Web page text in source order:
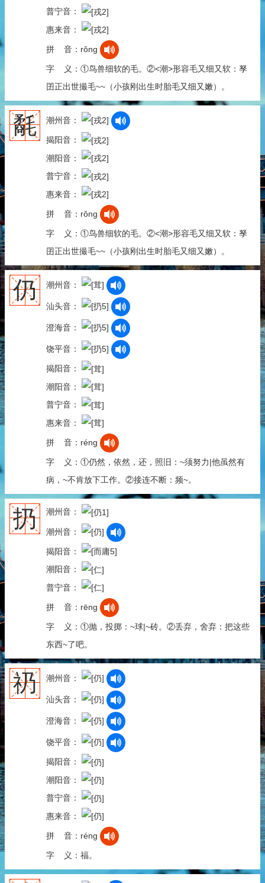
普宁音：
惠来音：
拼 音：rǒng
字 义：①鸟兽细软的毛。②<潮>形容毛又细又软：孥
囝正出世撮毛~~（小孩刚出生时胎毛又细又嫩）。
氄 潮州音：
揭阳音：
潮阳音：
普宁音：
惠来音：
拼 音：rǒng
字 义：①鸟兽细软的毛。②<潮>形容毛又细又软：孥
囝正出世撮毛~~（小孩刚出生时胎毛又细又嫩）。
仍 潮州音：
汕头音：
澄海音：
饶平音：
揭阳音：
潮阳音：
普宁音：
惠来音：
拼 音：réng
字 义：①仍然，依然，还，照旧：~须努力|他虽然有
病，~不肯放下工作。②接连不断：频~。
扔 潮州音：
潮州音：
揭阳音：
潮阳音：
普宁音：
拼 音：rēng
字 义：①抛，投掷：~球|~砖。②丢弃，舍弃：把这些
东西~了吧。
礽 潮州音：
汕头音：
澄海音：
饶平音：
揭阳音：
潮阳音：
普宁音：
惠来音：
拼 音：réng
字 义：福。